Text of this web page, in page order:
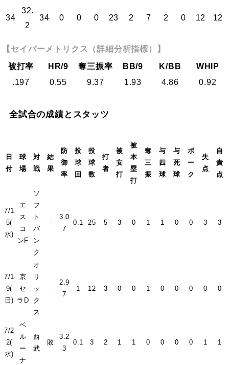
34
32.
2
34 0 0 0 23 2 7 2 0 12 12
【セイバーメトリクス（詳細分析指標）】
被打率
HR/9 奪三振率 BB/9 K/BB
WHIP
.197
0.55 9.37 1.93 4.86 0.92
全試合の成績とスタッツ
日
付
球
場
対
戦
結
果
防
御
率
投
球
回
投
球
数
打
者
被
安
打
被
本
塁
打
奪
三
振
与
四
球
与
死
球
ボ
ー
ク
失
点
自
責
点
7/1
5(
水)
エ
ス
コ
ンF
ソ
フ
ト
バ
ン
ク
-
3.0
7
0.1 25 5 3 0 1 1 0 0 3 3
7/1
9(
日)
京
セ
ラD
オ
リ
ッ
ク
ス
-
2.9
7
1 12 3 0 0 1 0 0 0 0 0
7/2
2(
水)
ベ
ル
ー
ナ
西
武
敗
3.2
3
0.1 3 2 1 1 0 0 0 0 1 1